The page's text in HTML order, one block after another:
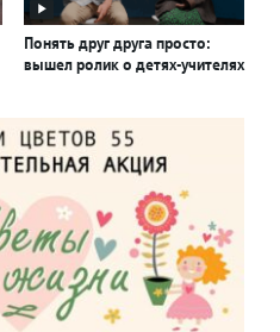
Понять друг друга просто:
вышел ролик о детях-учителях